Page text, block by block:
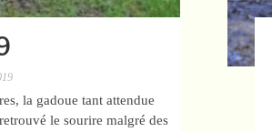
la gadoue tant attendue
le sourire malgré des